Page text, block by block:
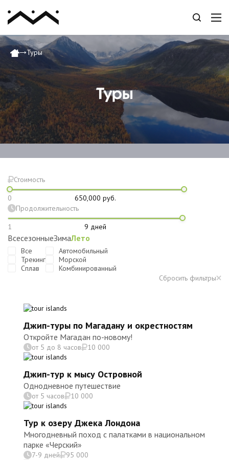
Туры
Туры
Стоимость
0
650,000 руб.
Продолжительность
1
9 дней
ВсесезонныеЗимаЛето
Все
Трекинг
Сплав
Автомобильный
Морской
Комбинированный
Сбросить фильтры
Джип-туры по Магадану и окрестностям
Откройте Магадан по-новому!
от 5 до 8 часов 10 000
Джип-тур к мысу Островной
Однодневное путешествие
от 5 часов 10 000
Тур к озеру Джека Лондона
Многодневный поход с палатками в национальном
парке «Черский»
7-9 дней 95 000